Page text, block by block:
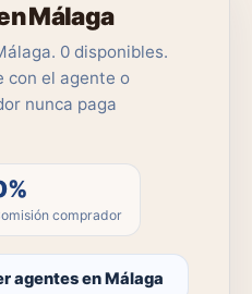
Málaga
0 disponibles.
con el agente o
nunca paga
comprador
agentes en Málaga